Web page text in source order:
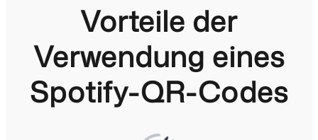
Vorteile der
Verwendung eines
Spotify-QR-Codes